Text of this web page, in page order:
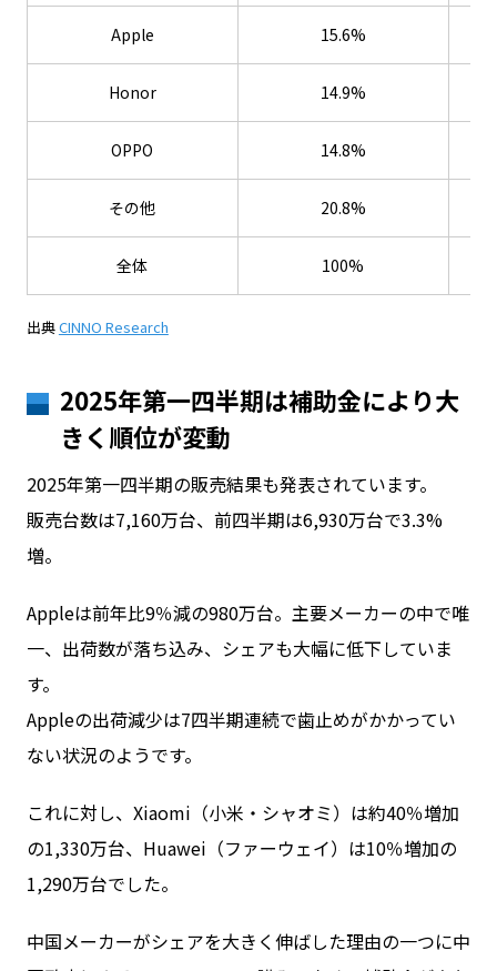
Apple 15.6%
Honor 14.9%
OPPO 14.8%
その他 20.8%
全体 100%
出典CINNO Research
2025年第一四半期は補助金により大
きく順位が変動
2025年第一四半期の販売結果も発表されています。
販売台数は7,160万台、前四半期は6,930万台で3.3%
増。
Appleは前年比9％減の980万台。主要メーカーの中で唯
一、出荷数が落ち込み、シェアも大幅に低下していま
す。
Appleの出荷減少は7四半期連続で歯止めがかかってい
ない状況のようです。
これに対し、Xiaomi（小米・シャオミ）は約40％増加
の1,330万台、Huawei（ファーウェイ）は10％増加の
1,290万台でした。
中国メーカーがシェアを大きく伸ばした理由の一つに中